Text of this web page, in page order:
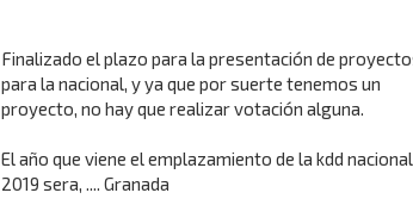
Finalizado el plazo para la presentación de
para la nacional, y ya que por suerte tenemos un
proyecto, no hay que realizar votación alguna.
El año que viene el emplazamiento de la kdd nacional
2019 sera, .... Granada